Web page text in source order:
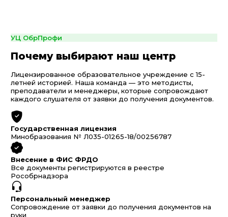
УЦ ОбрПрофи
Почему выбирают наш центр
Лицензированное образовательное учреждение с 15-
летней историей. Наша команда — это методисты,
преподаватели и менеджеры, которые сопровождают
каждого слушателя от заявки до получения документов.
Государственная лицензия
Минобразования № Л035-01265-18/00256787
Внесение в ФИС ФРДО
Все документы регистрируются в реестре
Рособрнадзора
Персональный менеджер
Сопровождение от заявки до получения документов на
руки